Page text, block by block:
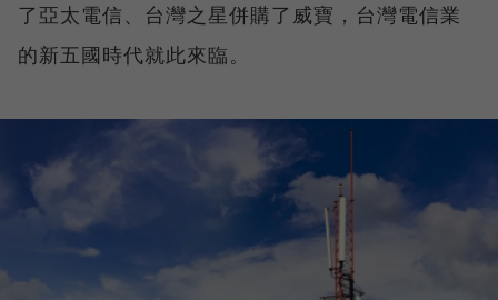
了亞太電信、台灣之星併購了威寶，台灣電信業
的新五國時代就此來臨。